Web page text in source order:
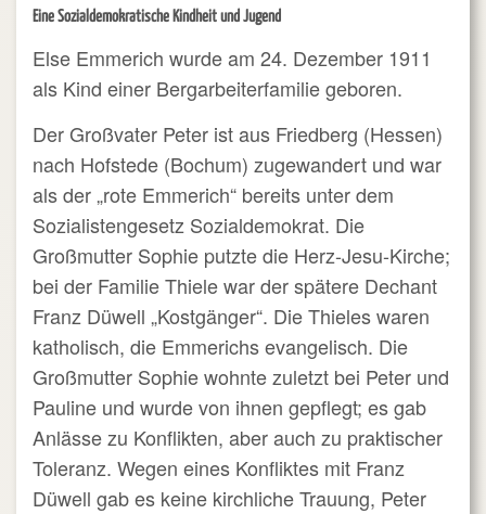
Eine Sozialdemokratische Kindheit und Jugend
Else Emmerich wurde am 24. Dezember 1911
als Kind einer Bergarbeiterfamilie geboren.
Der Großvater Peter ist aus Friedberg (Hessen)
nach Hofstede (Bochum) zugewandert und war
als der „rote Emmerich“ bereits unter dem
Sozialistengesetz Sozialdemokrat. Die
Großmutter Sophie putzte die Herz-Jesu-Kirche;
bei der Familie Thiele war der spätere Dechant
Franz Düwell „Kostgänger“. Die Thieles waren
katholisch, die Emmerichs evangelisch. Die
Großmutter Sophie wohnte zuletzt bei Peter und
Pauline und wurde von ihnen gepflegt; es gab
Anlässe zu Konflikten, aber auch zu praktischer
Toleranz. Wegen eines Konfliktes mit Franz
Düwell gab es keine kirchliche Trauung, Peter